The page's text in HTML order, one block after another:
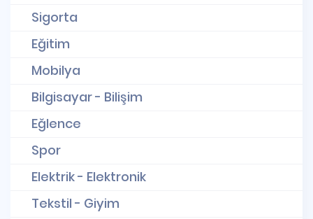
Sigorta
Eğitim
Mobilya
Bilgisayar - Bilişim
Eğlence
Spor
Elektrik - Elektronik
Tekstil - Giyim